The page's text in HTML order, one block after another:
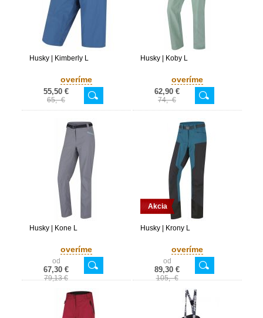
Husky | Kimberly L
overíme
55,50 €
65,- €
Husky | Koby L
overíme
62,90 €
74,- €
Husky | Kone L
overíme
od
67,30 €
79,13 €
Akcia
Husky | Krony L
overíme
od
89,30 €
105,- €